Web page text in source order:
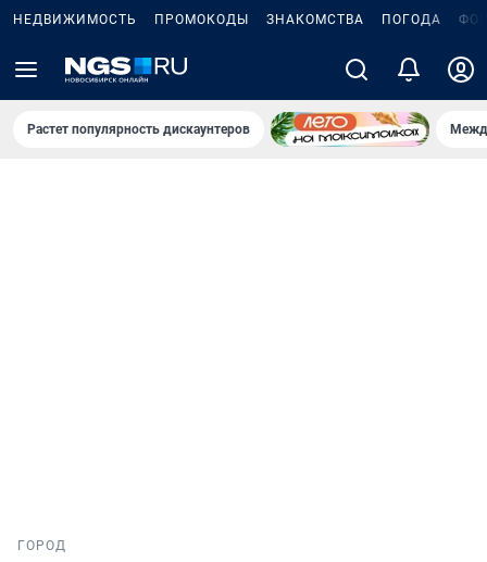
НЕДВИЖИМОСТЬ ПРОМОКОДЫ ЗНАКОМСТВА ПОГОДА
Растет популярность дискаунтеров
ГОРОД